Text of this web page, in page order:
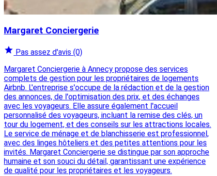
Margaret Conciergerie
Pas assez d'avis (0)
Margaret Conciergerie à Annecy propose des services
complets de gestion pour les propriétaires de logements
Airbnb. L'entreprise s'occupe de la rédaction et de la gestion
des annonces, de l'optimisation des prix, et des échanges
avec les voyageurs. Elle assure également l'accueil
personnalisé des voyageurs, incluant la remise des clés, un
tour du logement, et des conseils sur les attractions locales.
Le service de ménage et de blanchisserie est professionnel,
avec des linges hôteliers et des petites attentions pour les
invités. Margaret Conciergerie se distingue par son approche
humaine et son souci du détail, garantissant une expérience
de qualité pour les propriétaires et les voyageurs.